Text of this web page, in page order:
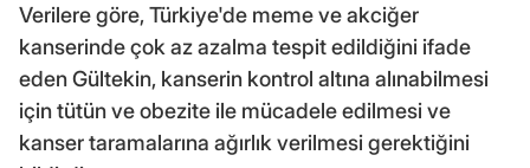
Verilere göre, Türkiye'de meme ve akciğer
kanserinde çok az azalma tespit edildiğini ifade
eden Gültekin, kanserin kontrol altına alınabilmesi
için tütün ve obezite ile mücadele edilmesi ve
kanser taramalarına ağırlık verilmesi gerektiğini